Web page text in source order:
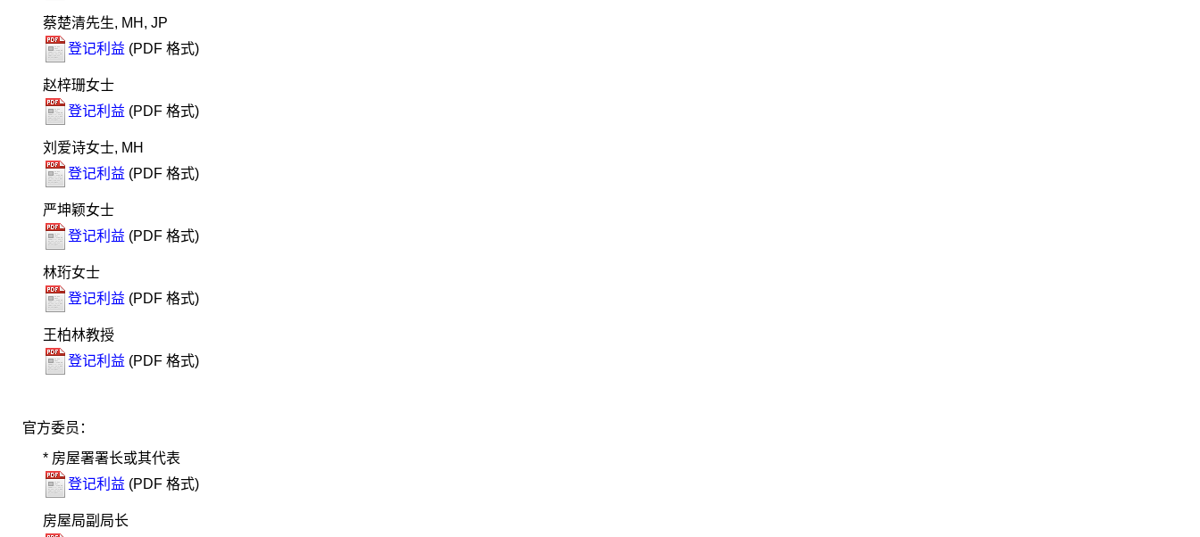
蔡楚清先生, MH, JP
登记利益 (PDF 格式)
赵梓珊女士
登记利益 (PDF 格式)
刘爱诗女士, MH
登记利益 (PDF 格式)
严坤颖女士
登记利益 (PDF 格式)
林珩女士
登记利益 (PDF 格式)
王柏林教授
登记利益 (PDF 格式)
官方委员：
* 房屋署署长或其代表
登记利益 (PDF 格式)
房屋局副局长